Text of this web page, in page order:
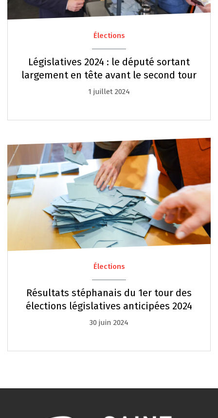
Élections
Législatives 2024 : le député sortant
largement en tête avant le second tour
1 juillet 2024
Élections
Résultats stéphanais du 1er tour des
élections législatives anticipées 2024
30 juin 2024